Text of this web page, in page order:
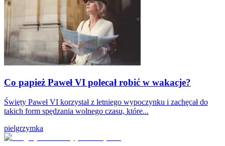
Co papież Paweł VI polecał robić w wakacje?
Święty Paweł VI korzystał z letniego wypoczynku i zachęcał do
takich form spędzania wolnego czasu, które...
pielgrzymka